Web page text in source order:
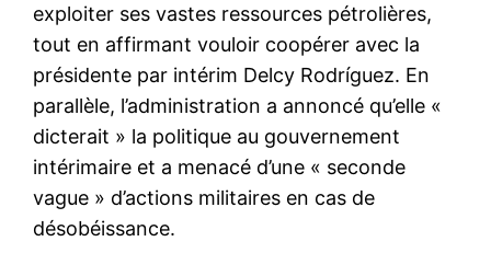
exploiter ses vastes ressources pétrolières,
tout en affirmant vouloir coopérer avec la
présidente par intérim Delcy Rodríguez. En
parallèle, l’administration a annoncé qu’elle «
dicterait » la politique au gouvernement
intérimaire et a menacé d’une « seconde
vague » d’actions militaires en cas de
désobéissance.